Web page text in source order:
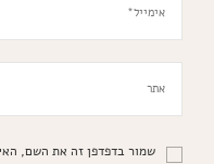
שמור בדפדפן זה את השם,